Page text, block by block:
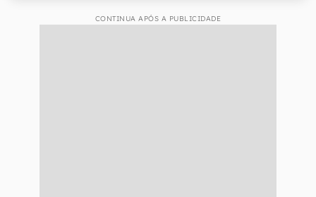
CONTINUA APÓS A PUBLICIDADE